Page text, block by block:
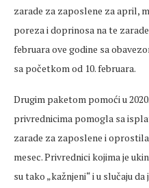
zarade za zaposlene za april,
poreza i doprinosa na te
februara ove godine sa
sa početkom od 10. februara.
Drugim paketom pomoći u
privrednicima pomogla sa
zarade za zaposlene i
mesec. Privrednici kojima je
su tako „kažnjeni“ i u slučaju